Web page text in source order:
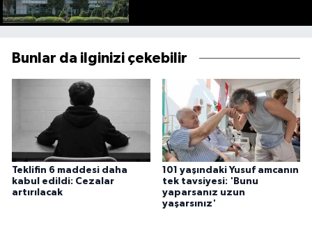
Bunlar da ilginizi çekebilir
Teklifin 6 maddesi daha
kabul edildi: Cezalar
artırılacak
101 yaşındaki Yusuf amcanın
tek tavsiyesi: 'Bunu
yaparsanız uzun
yaşarsınız'